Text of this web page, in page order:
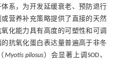
系，为开发延缓衰老、预防退行
营养补充策略提供了直接的天然
化能力具有高度的可塑性和可调
抗氧化蛋白表达量普遍高于非冬
Myotis pilosus）会显著上调SOD、